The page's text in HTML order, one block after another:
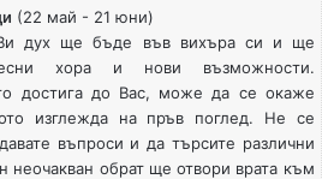
(22 май - 21 юни)
Ви дух ще бъде във вихъра си и ще
хора и нови възможности.
достига до Вас, може да се окаже
изглежда на пръв поглед. Не се
въпроси и да търсите различни
неочакван обрат ще отвори врата към